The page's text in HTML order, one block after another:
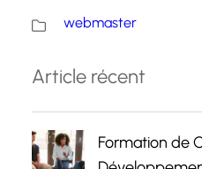
webmaster
Article récent
Formation de